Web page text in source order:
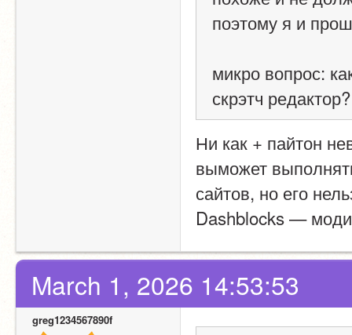
поэтому я и
микро вопрос:
скрэтч редактор?
Ни как + пайтон
выможет
сайтов, но его
Dashblocks —
March 1, 2026 14:53:53
greg1234567890f